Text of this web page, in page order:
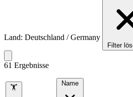
Land: Deutschland / Germany
Filter
61 Ergebnisse
🏋
Name